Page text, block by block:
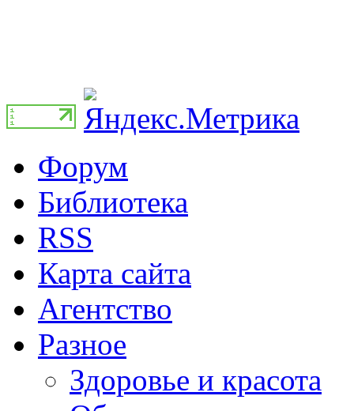
Форум
Библиотека
RSS
Карта сайта
Агентство
Разное
Здоровье и красота